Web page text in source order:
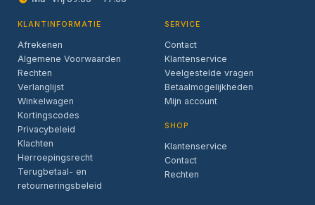
KLANTINFORMATIE
Afrekenen
Algemene Voorwaarden
Rechten
Verlanglijst
Winkelwagen
Kortingscodes
Privacybeleid
Klachten
Herroepingsrecht
Terugbetaal- en
retourneringsbeleid
SERVICE
Contact
Klantenservice
Veelgestelde vragen
Betaalmogelijkheden
Mijn account
SHOP
Klantenservice
Contact
Rechten